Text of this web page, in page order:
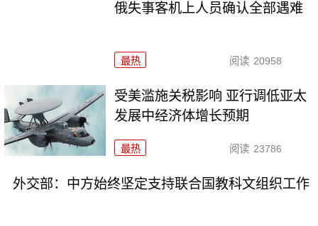
俄失事客机上人员确认全部遇难
最热 阅读 20958
受美滥施关税影响 亚行调低亚太
发展中经济体增长预期
最热 阅读 23786
外交部：中方始终坚定支持联合国教科文组织工作